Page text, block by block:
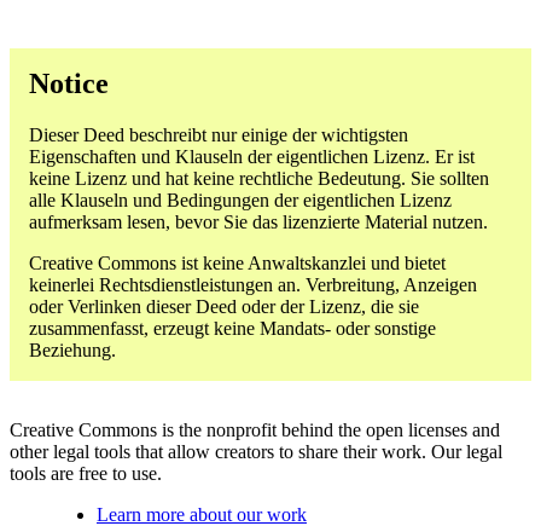
Notice
Dieser Deed beschreibt nur einige der wichtigsten
Eigenschaften und Klauseln der eigentlichen Lizenz. Er ist
keine Lizenz und hat keine rechtliche Bedeutung. Sie sollten
alle Klauseln und Bedingungen der eigentlichen Lizenz
aufmerksam lesen, bevor Sie das lizenzierte Material nutzen.
Creative Commons ist keine Anwaltskanzlei und bietet
keinerlei Rechtsdienstleistungen an. Verbreitung, Anzeigen
oder Verlinken dieser Deed oder der Lizenz, die sie
zusammenfasst, erzeugt keine Mandats- oder sonstige
Beziehung.
Creative Commons is the nonprofit behind the open licenses and
other legal tools that allow creators to share their work. Our legal
tools are free to use.
Learn more about our work